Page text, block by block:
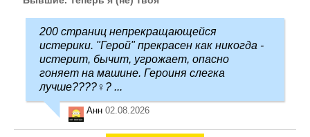
200 страниц непрекращающейся
истерики. "Герой" прекрасен как никогда -
истерит, бычит, угрожает, опасно
гоняет на машине. Героиня слегка
лучше????‍♀️? ...
Анн 02.08.2026